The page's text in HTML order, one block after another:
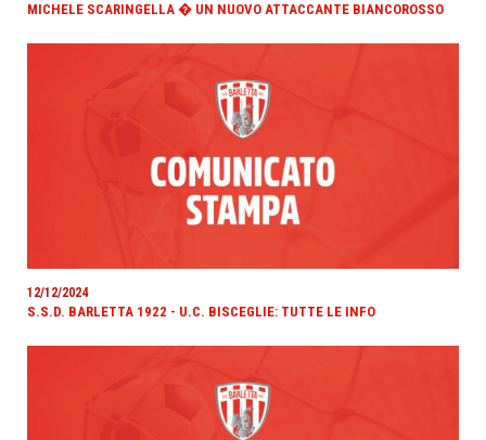
MICHELE SCARINGELLA � UN NUOVO ATTACCANTE BIANCOROSSO
12/12/2024
S.S.D. BARLETTA 1922 - U.C. BISCEGLIE: TUTTE LE INFO